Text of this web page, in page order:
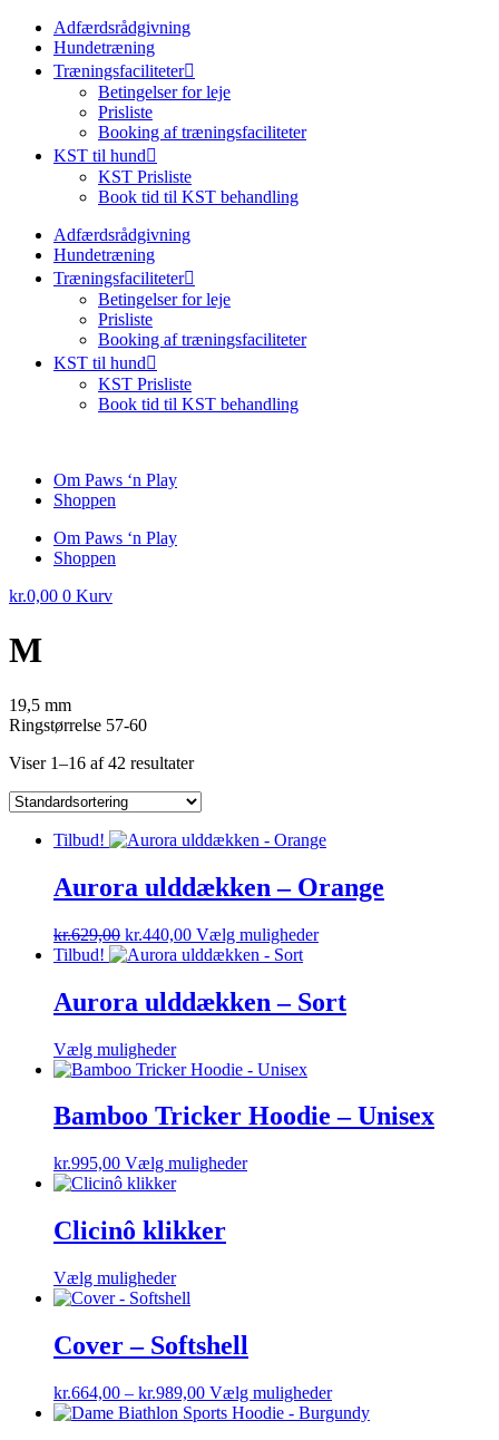
Adfærdsrådgivning
Hundetræning
Træningsfaciliteter
Betingelser for leje
Prisliste
Booking af træningsfaciliteter
KST til hund
KST Prisliste
Book tid til KST behandling
Adfærdsrådgivning
Hundetræning
Træningsfaciliteter
Betingelser for leje
Prisliste
Booking af træningsfaciliteter
KST til hund
KST Prisliste
Book tid til KST behandling
Om Paws ‘n Play
Shoppen
Om Paws ‘n Play
Shoppen
kr.0,00 0 Kurv
M
19,5 mm
Ringstørrelse 57-60
Viser 1–16 af 42 resultater
Tilbud!
Aurora ulddækken – Orange
kr.629,00 Den
oprindelige
kr.629,00.
kr.440,00Den
aktuelle
er:
kr.440,00.
Vælg mulighederDette
flere
varianter.
varesiden
Tilbud!
Aurora ulddækken – Sort
Vælg mulighederDette
vare
flere
varianter.
kan
vælges
varesiden
Bamboo Tricker Hoodie – Unisex
kr.995,00 Vælg mulighederDette
Clicinô klikker
Vælg mulighederDette
vare
flere
varianter.
kan
vælges
Cover – Softshell
kr.664,00 – kr.989,00Prisinterval:
kr.664,00
Vælg mulighederDette
vare